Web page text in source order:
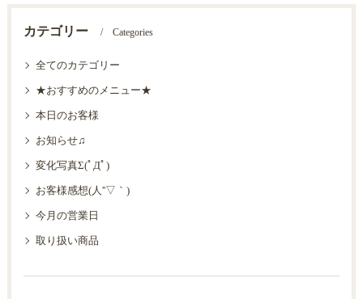
カテゴリー Categories
全てのカテゴリー
★おすすめのメニュー★
本日のお客様
お知らせ♫
変化写真Σ(ﾟДﾟ)
お客様感想(人''▽｀)
今月の営業日
取り扱い商品